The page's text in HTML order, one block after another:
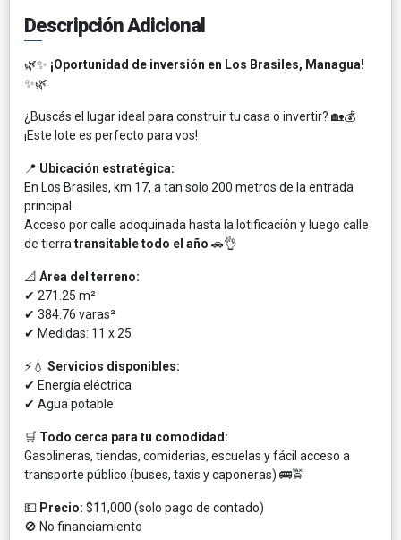
Descripción Adicional
🌿✨ ¡Oportunidad de inversión en Los Brasiles, Managua!
✨🌿
¿Buscás el lugar ideal para construir tu casa o invertir? 🏡💰
¡Este lote es perfecto para vos!
📍 Ubicación estratégica:
En Los Brasiles, km 17, a tan solo 200 metros de la entrada
principal.
Acceso por calle adoquinada hasta la lotificación y luego calle
de tierra transitable todo el año 🚗👌
📐 Área del terreno:
✔ 271.25 m²
✔ 384.76 varas²
✔ Medidas: 11 x 25
⚡💧 Servicios disponibles:
✔ Energía eléctrica
✔ Agua potable
🛒 Todo cerca para tu comodidad:
Gasolineras, tiendas, comiderías, escuelas y fácil acceso a
transporte público (buses, taxis y caponeras) 🚌🚖
💵 Precio: $11,000 (solo pago de contado)
🚫 No financiamiento